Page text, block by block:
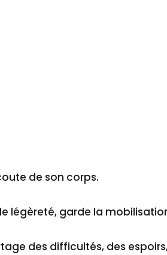
de son corps.
légèreté, garde la
des difficultés, des